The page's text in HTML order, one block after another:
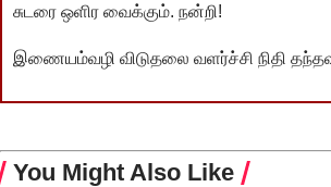
சுடரை ஒளிர வைக்கும். நன்றி!
இணையம்வழி விடுதலை வளர்ச்சி நிதி
You Might Also Like